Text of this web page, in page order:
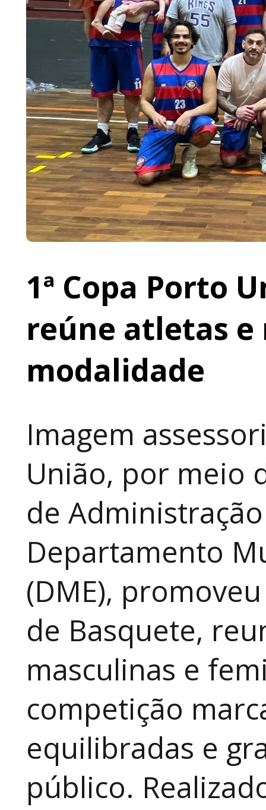
1ª Copa Porto
reúne atletas
modalidade
Imagem
União, por meio
de
Departamento
(DME),
de Basquete,
masculinas e
competição
equilibradas e
público.